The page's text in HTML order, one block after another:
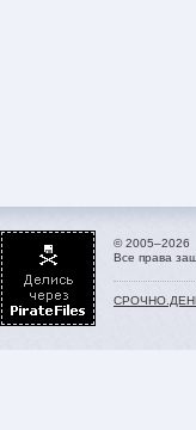
© 2005–2026
Все права